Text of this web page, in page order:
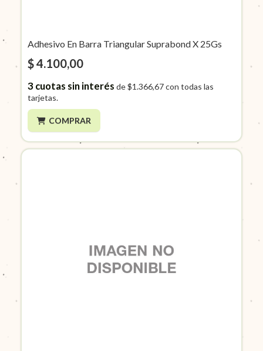
Adhesivo En Barra Triangular Suprabond X 25Gs
$ 4.100,00
3cuotas sin interés de$1.366,67con todas las
tarjetas.
COMPRAR